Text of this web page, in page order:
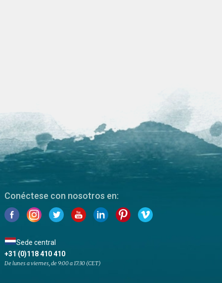
Conéctese con nosotros en:
Sede central
+31 (0)118 410 410
De lunes a viernes, de 9:00 a 17:30 (CET)